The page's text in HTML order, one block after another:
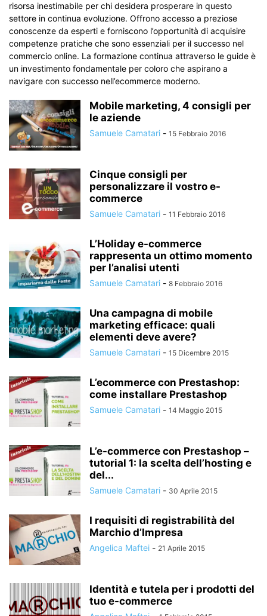
risorsa inestimabile per chi desidera prosperare in questo
settore in continua evoluzione. Offrono accesso a preziose
conoscenze da esperti e forniscono l’opportunità di acquisire
competenze pratiche che sono essenziali per il successo nel
commercio online. La formazione continua attraverso le guide è
un investimento fondamentale per coloro che aspirano a
navigare con successo nell’ecommerce moderno.
Mobile marketing, 4 consigli per
le aziende
Samuele Camatari - 15 Febbraio 2016
Cinque consigli per
personalizzare il vostro e-
commerce
Samuele Camatari - 11 Febbraio 2016
L’Holiday e-commerce
rappresenta un ottimo momento
per l’analisi utenti
Samuele Camatari - 8 Febbraio 2016
Una campagna di mobile
marketing efficace: quali
elementi deve avere?
Samuele Camatari - 15 Dicembre 2015
L’ecommerce con Prestashop:
come installare Prestashop
Samuele Camatari - 14 Maggio 2015
L’e-commerce con Prestashop –
tutorial 1: la scelta dell’hosting e
del...
Samuele Camatari - 30 Aprile 2015
I requisiti di registrabilità del
Marchio d’Impresa
Angelica Maftei - 21 Aprile 2015
Identità e tutela per i prodotti del
tuo e-commerce